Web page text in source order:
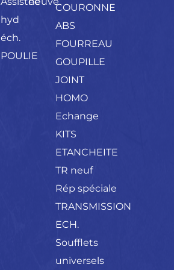
hyd
éch.
POULIE
COURONNE
ABS
FOURREAU
GOUPILLE
JOINT
HOMO
Echange
KITS
ETANCHEITE
TR neuf
Rép spéciale
TRANSMISSION
ECH.
Soufflets
universels